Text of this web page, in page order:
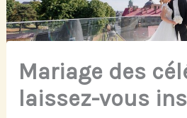
Mariage des
laissez-vous